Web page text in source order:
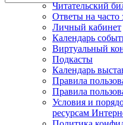
Читательский
Ответы на часто
Личный кабинет
Календарь
Виртуальный
Подкасты
Календарь
Правила
Правила
Условия и
ресурсам